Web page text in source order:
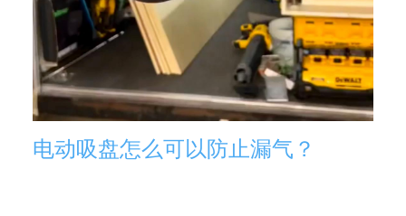
电动吸盘怎么可以防止漏气？